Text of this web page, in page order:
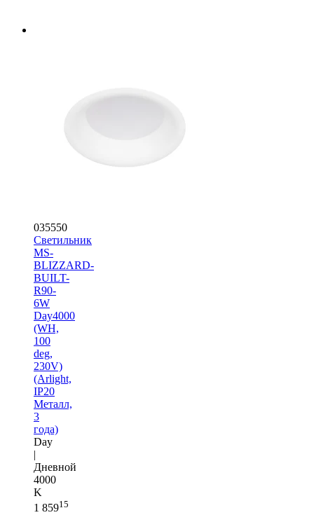
035550
Светильник
MS-
BLIZZARD-
BUILT-
R90-
6W
Day4000
(WH,
100
deg,
230V)
(Arlight,
IP20
Металл,
3
года)
Day
|
Дневной
4000
K
1 85915